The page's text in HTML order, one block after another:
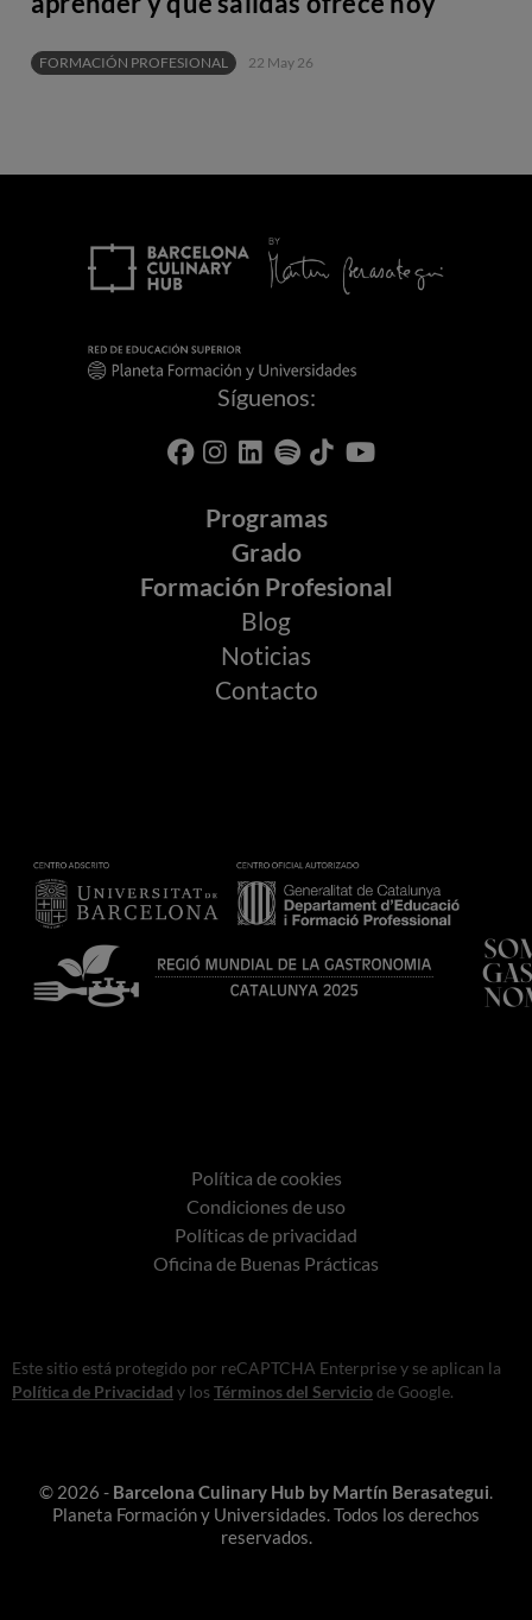
FORMACIÓN PROFESIONAL 22 May 26
Síguenos:
Programas
Grado
Formación Profesional
Blog
Noticias
Contacto
Política de cookies
Condiciones de uso
Políticas de privacidad
Oficina de Buenas Prácticas
Este sitio está protegido por reCAPTCHA Enterprise y se aplican la
Política de Privacidad y losTérminos del Serviciode Google.
© 2026 - Barcelona Culinary Hub by Martín Berasategui.
Planeta Formación y Universidades. Todos los derechos
reservados.